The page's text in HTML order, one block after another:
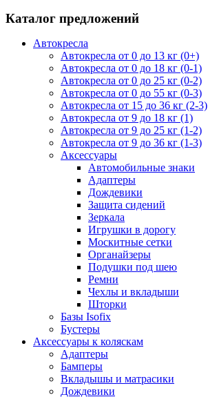
Каталог предложений
Автокресла
Автокресла от 0 до 13 кг (0+)
Автокресла от 0 до 18 кг (0-1)
Автокресла от 0 до 25 кг (0-2)
Автокресла от 0 до 55 кг (0-3)
Автокресла от 15 до 36 кг (2-3)
Автокресла от 9 до 18 кг (1)
Автокресла от 9 до 25 кг (1-2)
Автокресла от 9 до 36 кг (1-3)
Аксессуары
Автомобильные знаки
Адаптеры
Дождевики
Защита сидений
Зеркала
Игрушки в дорогу
Москитные сетки
Органайзеры
Подушки под шею
Ремни
Чехлы и вкладыши
Шторки
Базы Isofix
Бустеры
Аксессуары к коляскам
Адаптеры
Бамперы
Вкладышы и матрасики
Дождевики